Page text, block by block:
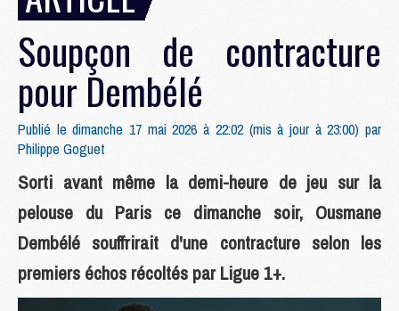
Soupçon de contracture
pour Dembélé
Publié le dimanche 17 mai 2026 à 22:02 (mis à jour à 23:00) par
Philippe Goguet
Sorti avant même la demi-heure de jeu sur la
pelouse du Paris ce dimanche soir, Ousmane
Dembélé souffrirait d'une contracture selon les
premiers échos récoltés par Ligue 1+.